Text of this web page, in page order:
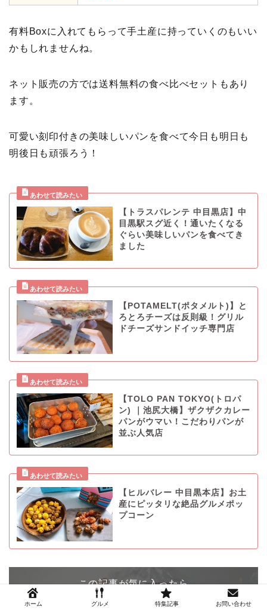
有料Boxに入れてもらって手土産に持っていくのもいい
かもしれませんね。
ネット販売の方では送料無料の食べ比べセットもあり
ます。
可愛い刻印付きの美味しいパンを食べて今日も明日も
明後日も頑張ろう！
【トラスパレンテ 中目黒店】中
目黒駅スグ近く！通いたくなる
ぐらい美味しいパンを食べてき
ました
【POTAMELT(ポタメルト)】と
ろとろチーズは反則級！グリル
ドチーズサンドイッチ専門店
【TOLO PAN TOKYO(トロパ
ン) ｜池尻大橋】ザクザクカレー
パンがウマい！こだわりパンが
並ぶ人気店
【ヒルバレー 中目黒本店】お土
産にピッタリな絶品グルメポッ
プコーン
この記事が気に入ったら
いいね ! しよう
ホーム グルメ 特集記事 お問い合わせ